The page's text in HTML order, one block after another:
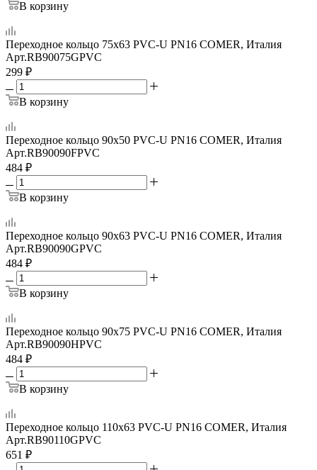
В корзину
Переходное кольцо 75x63 PVC-U PN16 COMER, Италия
Арт.RB90075GPVC
299 ₽
В корзину
Переходное кольцо 90x50 PVC-U PN16 COMER, Италия
Арт.RB90090FPVC
484 ₽
В корзину
Переходное кольцо 90x63 PVC-U PN16 COMER, Италия
Арт.RB90090GPVC
484 ₽
В корзину
Переходное кольцо 90x75 PVC-U PN16 COMER, Италия
Арт.RB90090HPVC
484 ₽
В корзину
Переходное кольцо 110x63 PVC-U PN16 COMER, Италия
Арт.RB90110GPVC
651 ₽